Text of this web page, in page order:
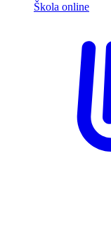
Škola online